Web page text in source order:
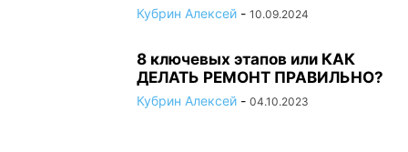
Кубрин Алексей - 10.09.2024
8 ключевых этапов или КАК
ДЕЛАТЬ РЕМОНТ ПРАВИЛЬНО?
Кубрин Алексей - 04.10.2023